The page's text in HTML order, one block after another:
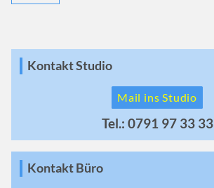
Kontakt Studio
Mail ins Studio
Tel.: 0791 97 33 33
Kontakt Büro